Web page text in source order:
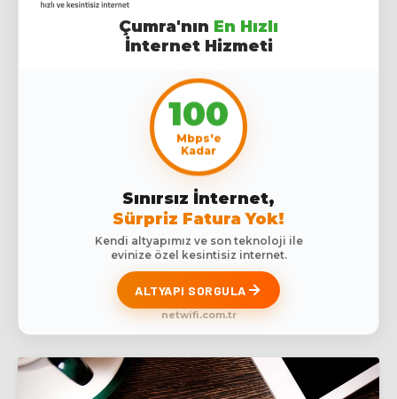
Çumra'nın En Hızlı
İnternet Hizmeti
100
Mbps'e
Kadar
Sınırsız İnternet,
Sürpriz Fatura Yok!
Kendi altyapımız ve son teknoloji ile
evinize özel kesintisiz internet.
ALTYAPI SORGULA
netwifi.com.tr